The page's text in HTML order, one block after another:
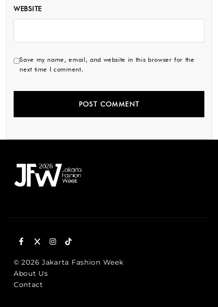
WEBSITE
Save my name, email, and website in this browser for the
next time I comment.
© 2026 Jakarta Fashion Week
About Us
Contact